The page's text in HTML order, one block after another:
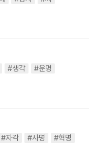
#생각
#운명
#자각 #사명
#혁명